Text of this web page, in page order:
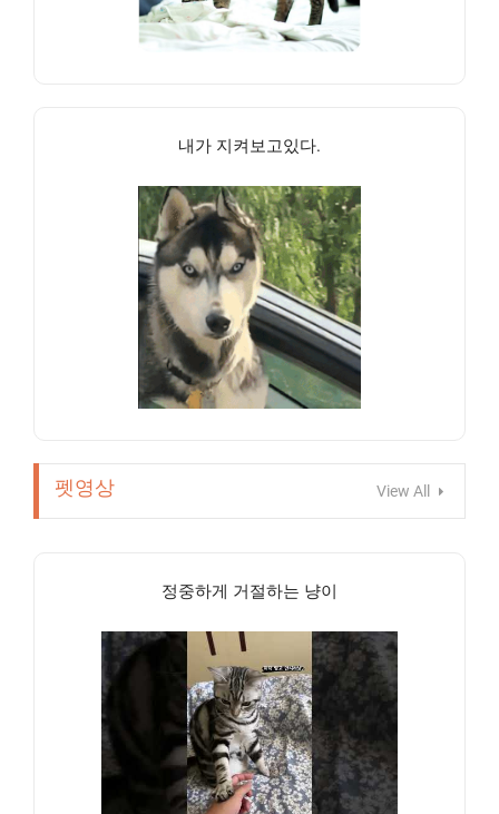
내가 지켜보고있다.
펫영상 View All
정중하게 거절하는 냥이